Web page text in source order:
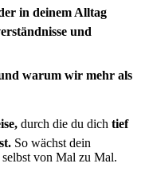
in deinem Alltag
und
warum wir mehr als
durch die du dich tief
So wächst dein
von Mal zu Mal.